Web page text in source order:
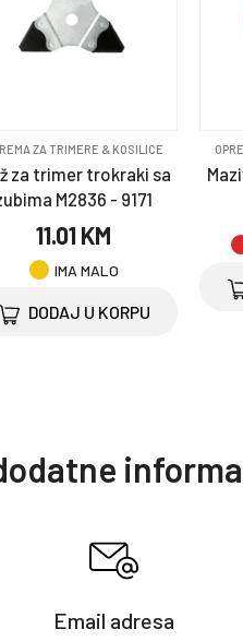
ZA TRIMERE & KOSILICE
za trimer trokraki sa
M2836 - 9171
11.01 KM
IMA MALO
DODAJ U KORPU
Email adresa